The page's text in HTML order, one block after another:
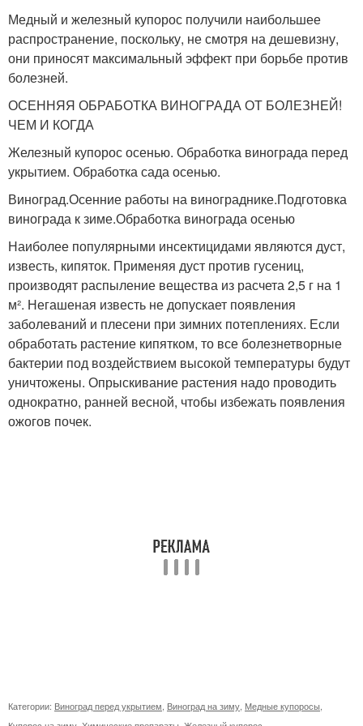
Медный и железный купорос получили наибольшее
распространение, поскольку, не смотря на дешевизну,
они приносят максимальный эффект при борьбе против
болезней.
ОСЕННЯЯ ОБРАБОТКА ВИНОГРАДА ОТ БОЛЕЗНЕЙ!
ЧЕМ И КОГДА
Железный купорос осенью. Обработка винограда перед
укрытием. Обработка сада осенью.
Виноград.Осенние работы на винограднике.Подготовка
винограда к зиме.Обработка винограда осенью
Наиболее популярными инсектицидами являются дуст,
известь, кипяток. Применяя дуст против гусениц,
производят распыление вещества из расчета 2,5 г на 1
м². Негашеная известь не допускает появления
заболеваний и плесени при зимних потеплениях. Если
обработать растение кипятком, то все болезнетворные
бактерии под воздействием высокой температуры будут
уничтожены. Опрыскивание растения надо проводить
однократно, ранней весной, чтобы избежать появления
ожогов почек.
Категории: Виноград перед укрытием Виноград на зиму Медные купоросы